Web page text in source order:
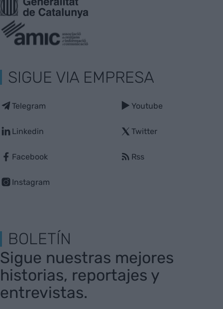
SIGUE VIA EMPRESA
Telegram
Linkedin
Facebook
Instagram
Youtube
Twitter
Rss
BOLETÍN
Sigue nuestras mejores
historias, reportajes y
entrevistas.